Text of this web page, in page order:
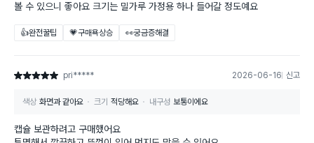
볼 수 있으니 좋아요 크기는 밀가루 가정용 하나 들어갈 정도예요
👍완전꿀팁 💗구매욕상승 👀궁금증해결
별점 5점 pri***** 2026-06-16 신고
색상 화면과 같아요 크기 적당해요 내구성 보통이에요
캡슐 보관하려고 구매했어요